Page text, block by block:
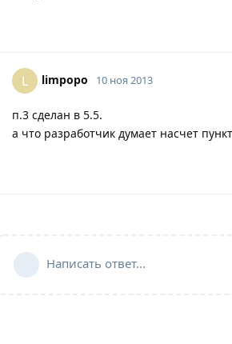
L limpopo 10 ноя 2013
п.3 сделан в 5.5.
а что разработчик думает насчет
Написать ответ...